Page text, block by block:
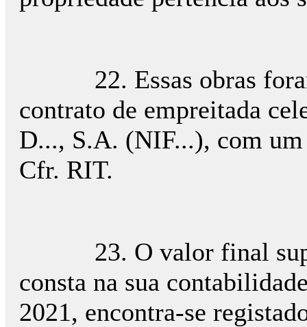
22. Essas obras foram
contrato de empreitada
D..., S.A. (NIF...), com
Cfr. RIT.
23. O valor final
consta na sua
2021, encontra-se